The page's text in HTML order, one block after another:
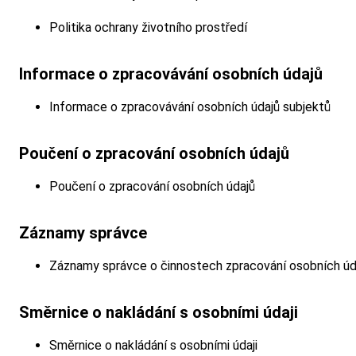
Politika ochrany životního prostředí
Informace o zpracovávání osobních údajů
Informace o zpracovávání osobních údajů subjektů
Poučení o zpracování osobních údajů
Poučení o zpracování osobních údajů
Záznamy správce
Záznamy správce o činnostech zpracování osobních
Směrnice o nakládání s osobními údaji
Směrnice o nakládání s osobními údaji